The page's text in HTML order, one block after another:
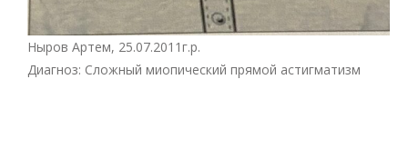
Ныров Артем, 25.07.2011г.р.
Диагноз: Сложный миопический прямой астигматизм